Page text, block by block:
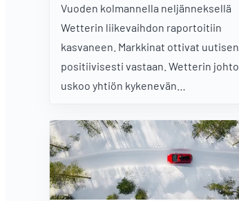
Vuoden kolmannella neljänneksellä
Wetterin liikevaihdon raportoitiin
kasvaneen. Markkinat ottivat uutisen
positiivisesti vastaan. Wetterin johto
uskoo yhtiön kykenevän